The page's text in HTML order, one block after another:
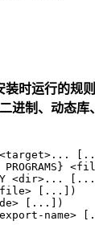
装时运行的规
进制、动态库
<target>...
<dir>...
<file> [...])
[...])